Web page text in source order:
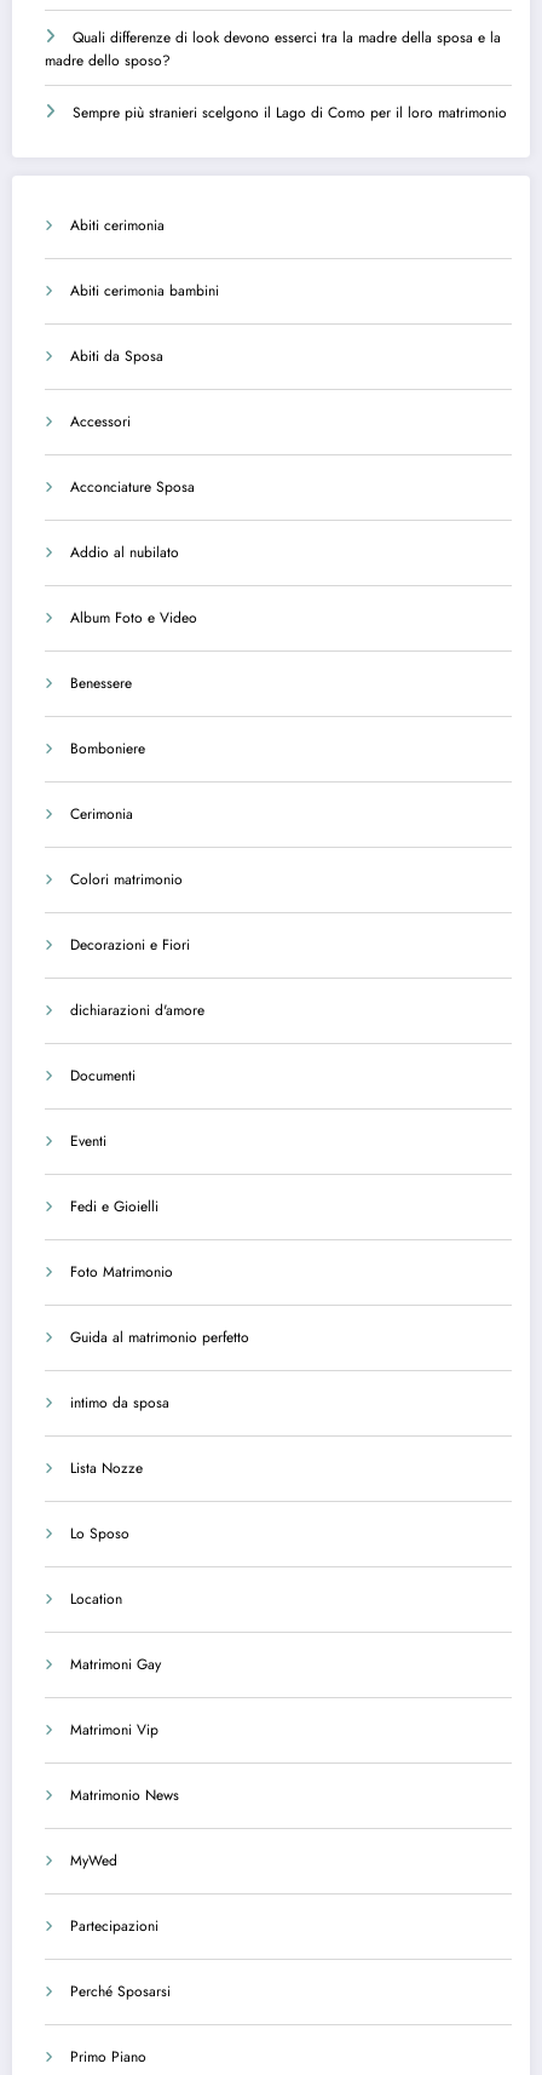
Quali differenze di look devono esserci tra la madre della sposa e la
madre dello sposo?
Sempre più stranieri scelgono il Lago di Como per il loro matrimonio
Abiti cerimonia
Abiti cerimonia bambini
Abiti da Sposa
Accessori
Acconciature Sposa
Addio al nubilato
Album Foto e Video
Benessere
Bomboniere
Cerimonia
Colori matrimonio
Decorazioni e Fiori
dichiarazioni d'amore
Documenti
Eventi
Fedi e Gioielli
Foto Matrimonio
Guida al matrimonio perfetto
intimo da sposa
Lista Nozze
Lo Sposo
Location
Matrimoni Gay
Matrimoni Vip
Matrimonio News
MyWed
Partecipazioni
Perché Sposarsi
Primo Piano